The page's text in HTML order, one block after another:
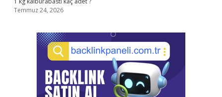
Temmuz 24, 2026